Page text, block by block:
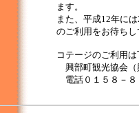
ます。
また、平成12年に
のご利用をお待ち
コテージのご利用
興部町観光協会（
電話０１５８－８